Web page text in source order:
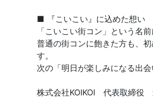
■ 『こいこい』に込めた想い
「こいこい街コン」という名
普通の街コンに飽きた方も、
す。
次の「明日が楽しみになる出
株式会社KOIKOI 代表取締役